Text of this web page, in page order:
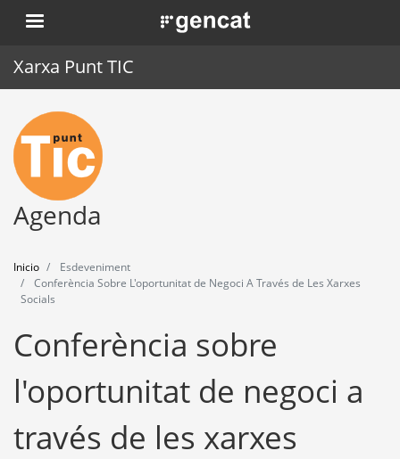
Pasar
al
. Obre en una nova finestra.
Xarxa Punt TIC
Inicio
Punt TIC
Actualidad
Formación
Agenda
Inicio
Esdeveniment
Conferència Sobre L'oportunitat de Negoci A Través de Les Xarxes
Socials
Conferència sobre
l'oportunitat de negoci a
través de les xarxes